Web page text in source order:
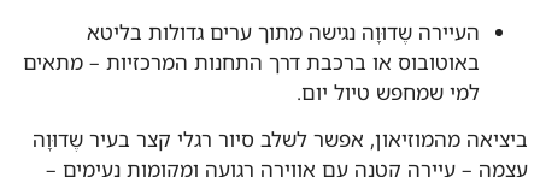
העיירה שֶדוּוָה נגישה מתוך ערים גדולות בליטא
באוטובוס או ברכבת דרך התחנות המרכזיות – מתאים
למי שמחפש טיול יום.
ביציאה מהמוזיאון, אפשר לשלב סיור רגלי קצר בעיר שֶדוּוָה
עצמה – עיירה קטנה עם אווירה רגועה ומקומות נעימים –